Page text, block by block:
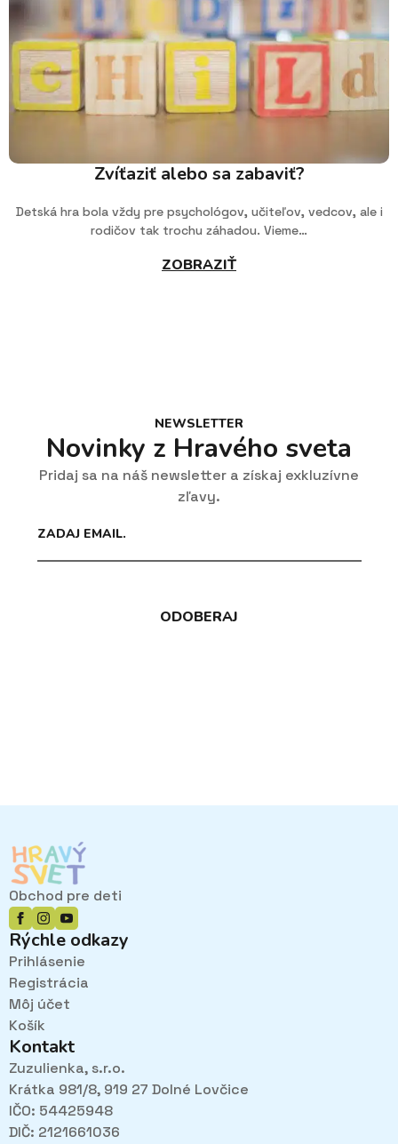
Zvíťaziť alebo sa zabaviť?
Detská hra bola vždy pre psychológov, učiteľov, vedcov, ale i
rodičov tak trochu záhadou. Vieme…
ZOBRAZIŤ
NEWSLETTER
Novinky z Hravého sveta
Pridaj sa na náš newsletter a získaj exkluzívne
zľavy.
Email
ODOBERAJ
Obchod pre deti
Rýchle odkazy
Prihlásenie
Registrácia
Môj účet
Košík
Kontakt
Zuzulienka, s.r.o.
Krátka 981/8, 919 27 Dolné Lovčice
IČO: 54425948
DIČ: 2121661036